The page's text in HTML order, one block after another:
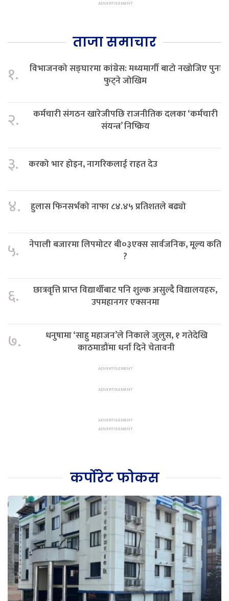
ताजा समाचार
१.
विभाजनको सङ्घारमा कांग्रेस: मध्यमार्गी बाटो नखोजिए पुनः
फुट्ने जोखिम
२.
कर्मचारी संगठन खारेजीपछि राजनीतिक दलका ‘कर्मचारी
संयन्त्र’ निष्क्रिय
३. करको भार होइन, नागरिकलाई राहत देउ
४. हुलास फिनसर्भको नाफा ८४.४५ प्रतिशतले बढ्यो
५.
नेपाली बजारमा लिपमोटर बी०३एक्स सार्वजनिक, मूल्य कति
?
६.
छात्रवृत्ति प्राप्त विद्यार्थीबाट पनि शुल्क असुल्दै विद्यालयहरु,
उपमहानगर एक्सनमा
७.
धनुषामा ‘साहु महाजन’ले निकाले जुलुस, १ गतेदेखि
काठमाडौंमा धर्ना दिने चेतावनी
कर्पोरेट फोकस